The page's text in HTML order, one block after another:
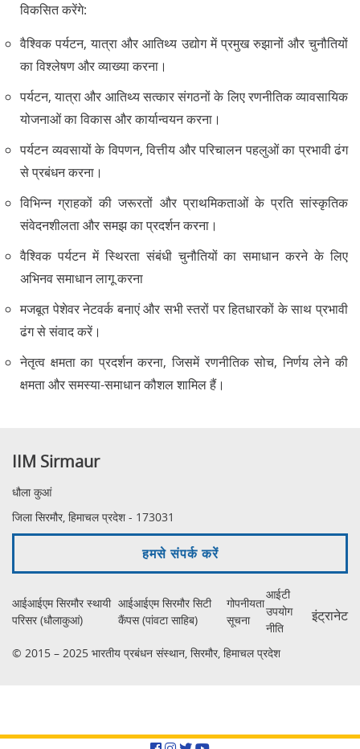
विकसित करेंगे:
वैश्विक पर्यटन, यात्रा और आतिथ्य उद्योग में प्रमुख रुझानों और चुनौतियों
का विश्लेषण और व्याख्या करना।
पर्यटन, यात्रा और आतिथ्य सत्कार संगठनों के लिए रणनीतिक व्यावसायिक
योजनाओं का विकास और कार्यान्वयन करना।
पर्यटन व्यवसायों के विपणन, वित्तीय और परिचालन पहलुओं का प्रभावी ढंग
से प्रबंधन करना।
विभिन्न ग्राहकों की जरूरतों और प्राथमिकताओं के प्रति सांस्कृतिक
संवेदनशीलता और समझ का प्रदर्शन करना।
वैश्विक पर्यटन में स्थिरता संबंधी चुनौतियों का समाधान करने के लिए
अभिनव समाधान लागू करना
मजबूत पेशेवर नेटवर्क बनाएं और सभी स्तरों पर हितधारकों के साथ प्रभावी
ढंग से संवाद करें।
नेतृत्व क्षमता का प्रदर्शन करना, जिसमें रणनीतिक सोच, निर्णय लेने की
क्षमता और समस्या-समाधान कौशल शामिल हैं।
IIM Sirmaur
धौला कुआं
जिला सिरमौर, हिमाचल प्रदेश - 173031
हमसे संपर्क करें
आईआईएम सिरमौर स्थायी
परिसर (धौलाकुआं)
आईआईएम सिरमौर सिटी
कैंपस (पांवटा साहिब)
गोपनीयता
सूचना
आईटी
उपयोग
नीति
इंट्रानेट
© 2015 – 2025 भारतीय प्रबंधन संस्थान, सिरमौर, हिमाचल प्रदेश